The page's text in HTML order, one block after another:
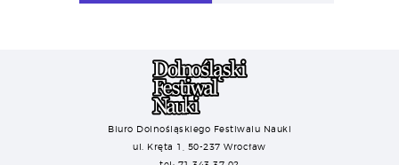
Biuro Dolnośląskiego Festiwalu Nauki
ul. Kręta 1, 50-237 Wrocław